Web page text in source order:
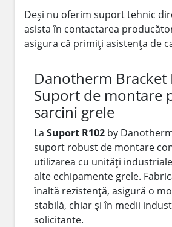
Deși nu oferim suport tehnic
asista în contactarea
asigura că primiți asistența de
Danotherm Bracket
Suport de montare
sarcini grele
La Suport R102 by
suport robust de montare
utilizarea cu unități
alte echipamente grele.
înaltă rezistență, asigură o
stabilă, chiar și în medii
solicitante.